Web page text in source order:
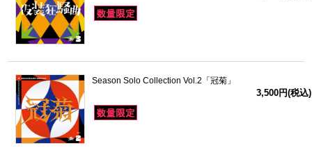
Season Solo Collection Vol.2「冠菊」
3,500円(税込)